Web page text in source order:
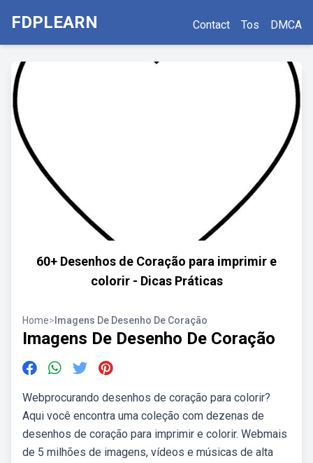
FDPLEARN Contact Tos DMCA
60+ Desenhos de Coração para imprimir e
colorir - Dicas Práticas
Home> Imagens De Desenho De Coração
Imagens De Desenho De Coração
Webprocurando desenhos de coração para colorir?
Aqui você encontra uma coleção com dezenas de
desenhos de coração para imprimir e colorir. Webmais
de 5 milhões de imagens, vídeos e músicas de alta